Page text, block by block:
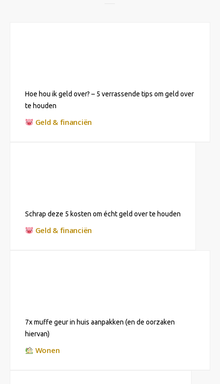
Hoe hou ik geld over? – 5 verrassende tips om geld over
te houden
Geld & financiën
Schrap deze 5 kosten om écht geld over te houden
Geld & financiën
7x muffe geur in huis aanpakken (en de oorzaken
hiervan)
Wonen